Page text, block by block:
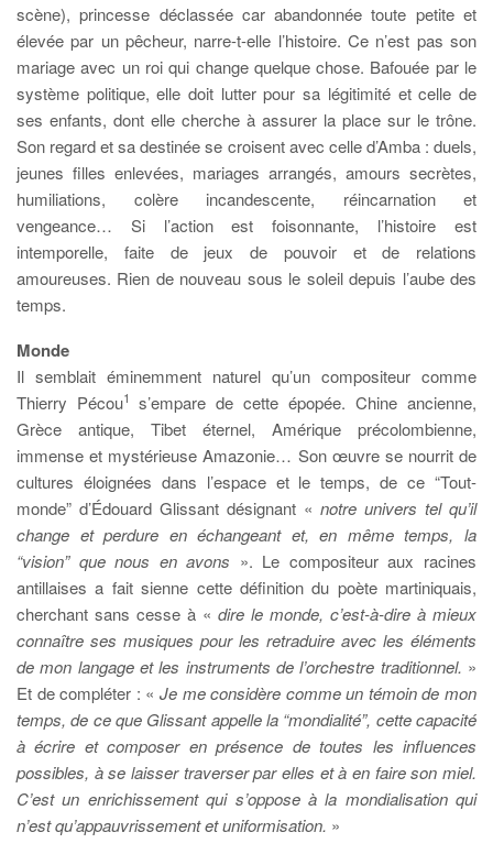
scène), princesse déclassée car abandonnée toute petite et
élevée par un pêcheur, narre-t-elle l’histoire. Ce n’est pas son
mariage avec un roi qui change quelque chose. Bafouée par le
système politique, elle doit lutter pour sa légitimité et celle de
ses enfants, dont elle cherche à assurer la place sur le trône.
Son regard et sa destinée se croisent avec celle d’Amba : duels,
jeunes filles enlevées, mariages arrangés, amours secrètes,
humiliations, colère incandescente, réincarnation et
vengeance… Si l’action est foisonnante, l’histoire est
intemporelle, faite de jeux de pouvoir et de relations
amoureuses. Rien de nouveau sous le soleil depuis l’aube des
temps.
Monde
Il semblait éminemment naturel qu’un compositeur comme
Thierry Pécou1 s’empare de cette épopée. Chine ancienne,
Grèce antique, Tibet éternel, Amérique précolombienne,
immense et mystérieuse Amazonie… Son œuvre se nourrit de
cultures éloignées dans l’espace et le temps, de ce “Tout-
monde” d’Édouard Glissant désignant « notre univers tel qu’il
change et perdure en échangeant et, en même temps, la
“vision” que nous en avons ». Le compositeur aux racines
antillaises a fait sienne cette définition du poète martiniquais,
cherchant sans cesse à « dire le monde, c’est-à-dire à mieux
connaître ses musiques pour les retraduire avec les éléments
de mon langage et les instruments de l’orchestre traditionnel. »
Et de compléter : « Je me considère comme un témoin de mon
temps, de ce que Glissant appelle la “mondialité”, cette capacité
à écrire et composer en présence de toutes les influences
possibles, à se laisser traverser par elles et à en faire son miel.
C’est un enrichissement qui s’oppose à la mondialisation qui
n’est qu’appauvrissement et uniformisation. »